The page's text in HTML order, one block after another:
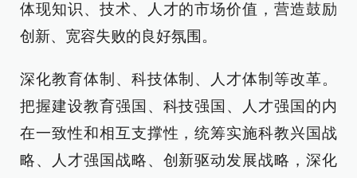
体现知识、技术、人才的市场价值，营造鼓励
创新、宽容失败的良好氛围。
深化教育体制、科技体制、人才体制等改革。
把握建设教育强国、科技强国、人才强国的内
在一致性和相互支撑性，统筹实施科教兴国战
略、人才强国战略、创新驱动发展战略，深化